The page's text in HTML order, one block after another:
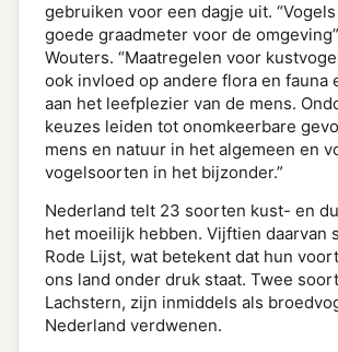
gebruiken voor een dagje uit.
goede graadmeter voor de
Wouters. “Maatregelen voor
ook invloed op andere flora en fauna
aan het leefplezier van de mens.
keuzes leiden tot onomkeerbare
mens en natuur in het algemeen en
vogelsoorten in het bijzonder.”
Nederland telt 23 soorten kust- en
het moeilijk hebben. Vijftien daarvan
Rode Lijst, wat betekent dat hun
ons land onder druk staat. Twee
Lachstern, zijn inmiddels als
Nederland verdwenen.